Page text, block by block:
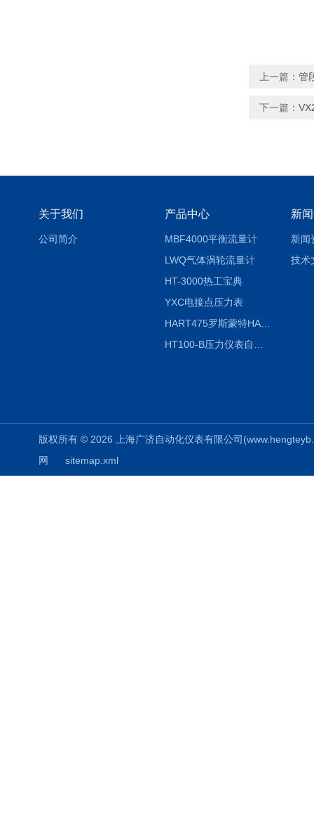
上一篇： 管
下一篇：
关于我们
公司简介
产品中心
MBF4000平衡流量计
LWQ气体涡轮流量计
HT-3000热工宝典
YXC电接点压力表
HART475罗斯蒙特HART475手操器
新
新闻
技术
版权所有 © 2026 上海广济自动化仪表有限公司
网
sitemap.xml